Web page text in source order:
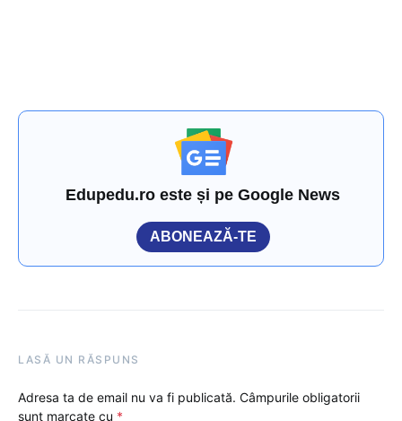
Edupedu.ro este și pe Google News
ABONEAZĂ-TE
LASĂ UN RĂSPUNS
Adresa ta de email nu va fi publicată. Câmpurile obligatorii
sunt marcate cu *